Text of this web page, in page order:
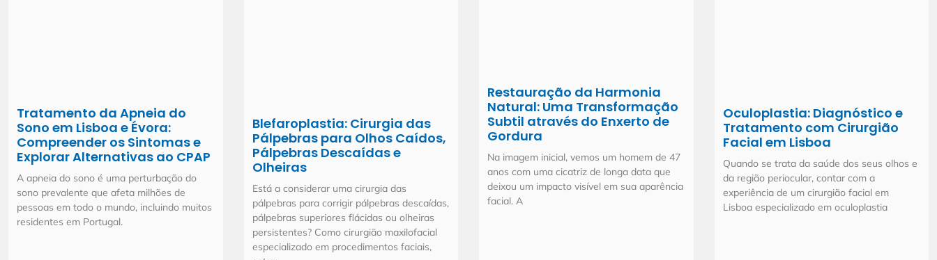
Tratamento da Apneia do
Sono em Lisboa e Évora:
Compreender os Sintomas e
Explorar Alternativas ao CPAP
A apneia do sono é uma perturbação do
sono prevalente que afeta milhões de
pessoas em todo o mundo, incluindo muitos
residentes em Portugal.
Blefaroplastia: Cirurgia das
Pálpebras para Olhos Caídos,
Pálpebras Descaídas e
Olheiras
Está a considerar uma cirurgia das
pálpebras para corrigir pálpebras descaídas,
pálpebras superiores flácidas ou olheiras
persistentes? Como cirurgião maxilofacial
especializado em procedimentos faciais,
Restauração da Harmonia
Natural: Uma Transformação
Subtil através do Enxerto de
Gordura
Na imagem inicial, vemos um homem de 47
anos com uma cicatriz de longa data que
deixou um impacto visível em sua aparência
facial. A
Oculoplastia: Diagnóstico e
Tratamento com Cirurgião
Facial em Lisboa
Quando se trata da saúde dos seus olhos e
da região periocular, contar com a
experiência de um cirurgião facial em
Lisboa especializado em oculoplastia